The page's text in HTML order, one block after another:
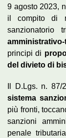
9 agosto 2023,
il compito di
sanzionatorio
principi di
del divieto di
Il D.Lgs. n. 87/
sistema
più fronti,
sanzioni
penale